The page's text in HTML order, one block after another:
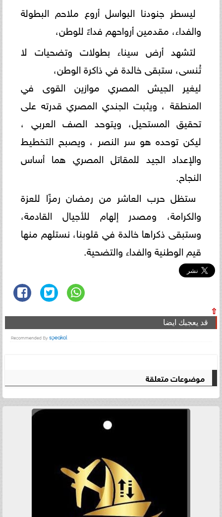
ليسطر جنودنا البواسل أروع ملاحم البطولة
والفداء، مقدمين أرواحهم فداءً للوطن،
لتشهد أرض سيناء بطولات وتضحيات لا
تُنسى، ستبقى خالدة في ذاكرة الوطن،
ليغير الجيش المصري موازين القوى في
المنطقة ، ويثبت الجندي المصري قدرته على
تحقيق المستحيل، ويتوحد الصف العربي ،
ليكن توحده هو سر النصر ، ويصبح التخطيط
والإعداد الجيد للمقاتل المصري هما أساس
النجاح.
ستظل حرب العاشر من رمضان رمزًا للعزة
والكرامة، ومصدر إلهام للأجيال القادمة،
وستبقى ذكراها خالدة في قلوبنا، نستلهم منها
قيم الوطنية والفداء والتضحية.
⇧
قد يعجبك ايضا
موضوعات متعلقة